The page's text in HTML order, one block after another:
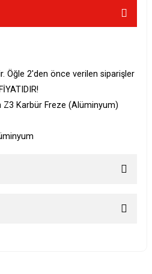
Öğle 2'den önce verilen siparişler
Z3 Karbür Freze (Alüminyum)